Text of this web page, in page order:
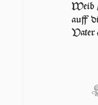
Weib
auff
Va­ter